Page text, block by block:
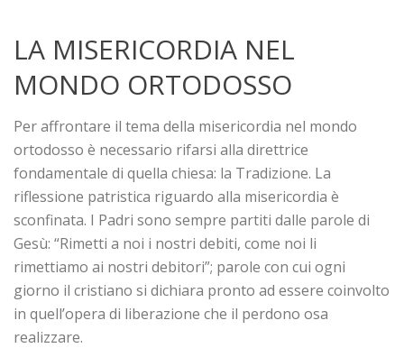
LA MISERICORDIA NEL
MONDO ORTODOSSO
Per affrontare il tema della misericordia nel mondo
ortodosso è necessario rifarsi alla direttrice
fondamentale di quella chiesa: la Tradizione. La
riflessione patristica riguardo alla misericordia è
sconfinata. I Padri sono sempre partiti dalle parole di
Gesù: “Rimetti a noi i nostri debiti, come noi li
rimettiamo ai nostri debitori”; parole con cui ogni
giorno il cristiano si dichiara pronto ad essere coinvolto
in quell’opera di liberazione che il perdono osa
realizzare.